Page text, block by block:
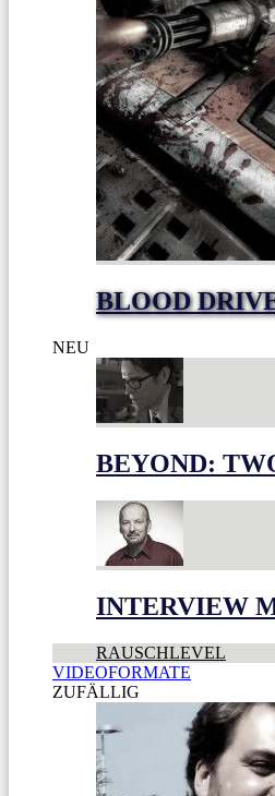
BLOOD
NEU
BEYOND:
INTERVIEW
RAUSCHLEVEL
VIDEOFORMATE
ZUFÄLLIG